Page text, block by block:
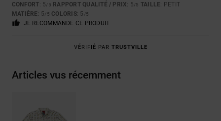
CONFORT: 5/5 RAPPORT QUALITÉ / PRIX: 5/5 TAILLE: PETIT
MATIÈRE : 5/5 COLORIS: 5 /5
JE RECOMMANDE CE PRODUIT
VÉRIFIÉ PAR TRUSTVILLE
Articles vus récemment